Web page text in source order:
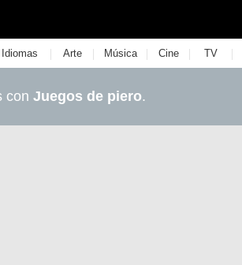
Idiomas | Arte | Música | Cine | TV |
con Juegos de piero.